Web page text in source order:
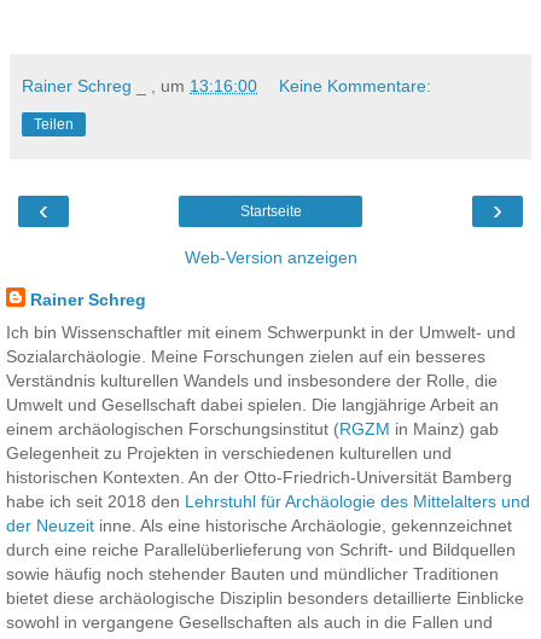
Rainer Schreg _ , um 13:16:00 Keine Kommentare:
Teilen
‹ ›
Startseite
Web-Version anzeigen
Rainer Schreg
Ich bin Wissenschaftler mit einem Schwerpunkt in der Umwelt- und
Sozialarchäologie. Meine Forschungen zielen auf ein besseres
Verständnis kulturellen Wandels und insbesondere der Rolle, die
Umwelt und Gesellschaft dabei spielen. Die langjährige Arbeit an
einem archäologischen Forschungsinstitut (RGZM in Mainz) gab
Gelegenheit zu Projekten in verschiedenen kulturellen und
historischen Kontexten. An der Otto-Friedrich-Universität Bamberg
habe ich seit 2018 den Lehrstuhl für Archäologie des Mittelalters und
der Neuzeit inne. Als eine historische Archäologie, gekennzeichnet
durch eine reiche Parallelüberlieferung von Schrift- und Bildquellen
sowie häufig noch stehender Bauten und mündlicher Traditionen
bietet diese archäologische Disziplin besonders detaillierte Einblicke
sowohl in vergangene Gesellschaften als auch in die Fallen und